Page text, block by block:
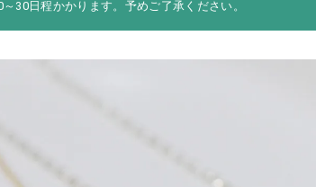
～30日程かかります。予めご了承ください。